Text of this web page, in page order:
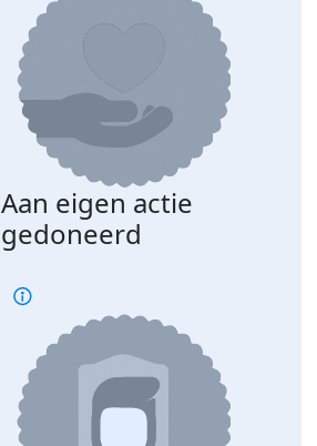
Aan eigen actie
gedoneerd